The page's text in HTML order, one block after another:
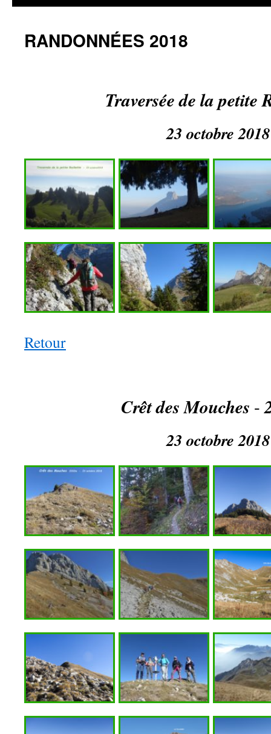
RANDONNÉES 2018
Traversée de la petite
23 octobre 2018
Retour
Crêt des Mouches -
23 octobre 2018